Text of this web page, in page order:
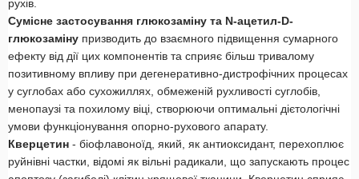
рухів.
Сумісне застосування глюкозаміну та N-ацетил-D-
глюкозаміну призводить до взаємного підвищення сумарного
ефекту від дії цих компонентів та сприяє більш тривалому
позитивному впливу при дегенеративно-дистрофічних процесах
у суглобах або сухожиллях, обмеженій рухливості суглобів,
менопаузі та похилому віці, створюючи оптимальні дієтологічні
умови функціонування опорно-рухового апарату.
Кверцетин - біофлавоноїд, який, як антиоксидант, перехоплює
руйнівні частки, відомі як вільні радикали, що запускають процес